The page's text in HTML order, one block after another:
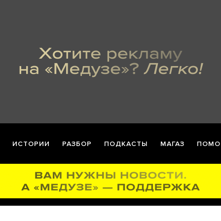
ИСТОРИИ РАЗБОР ПОДКАСТЫ МАГАЗ